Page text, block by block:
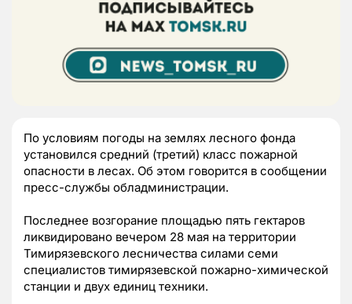
По условиям погоды на землях лесного фонда
установился средний (третий) класс пожарной
опасности в лесах. Об этом говорится в сообщении
пресс-службы обладминистрации.
Последнее возгорание площадью пять гектаров
ликвидировано вечером 28 мая на территории
Тимирязевского лесничества силами семи
специалистов тимирязевской пожарно-химической
станции и двух единиц техники.